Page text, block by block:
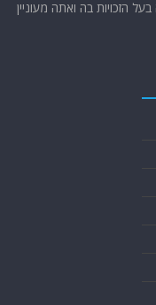
הזכויות בה ואתה מעוניין